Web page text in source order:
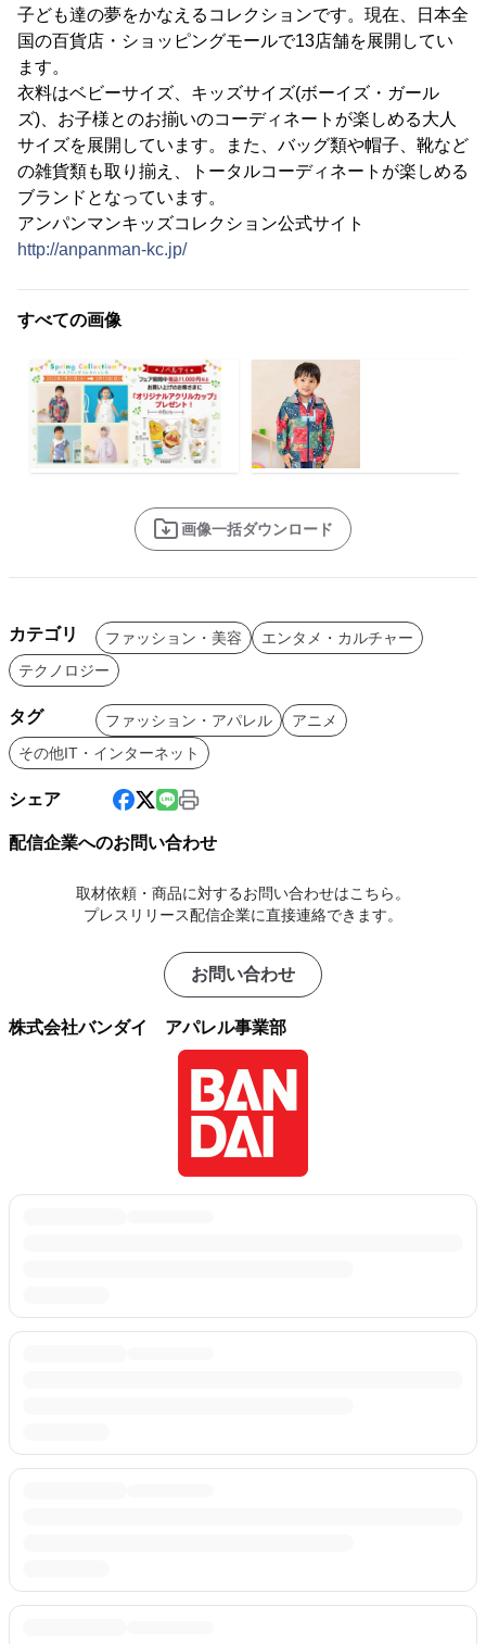
子ども達の夢をかなえるコレクションです。現在、日本全
国の百貨店・ショッピングモールで13店舗を展開してい
ます。
衣料はベビーサイズ、キッズサイズ(ボーイズ・ガール
ズ)、お子様とのお揃いのコーディネートが楽しめる大人
サイズを展開しています。また、バッグ類や帽子、靴など
の雑貨類も取り揃え、トータルコーディネートが楽しめる
ブランドとなっています。
アンパンマンキッズコレクション公式サイト
http://anpanman-kc.jp/
すべての画像
画像一括ダウンロード
カテゴリ ファッション・美容
エンタメ・カルチャー
テクノロジー
タグ ファッション・アパレル
アニメ
その他IT・インターネット
シェア
配信企業へのお問い合わせ
取材依頼・商品に対するお問い合わせはこちら。
プレスリリース配信企業に直接連絡できます。
お問い合わせ
株式会社バンダイ アパレル事業部